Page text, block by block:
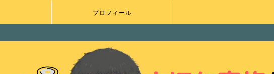
プロフィール